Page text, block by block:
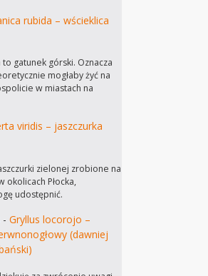
rubida – wścieklica
to gatunek górski. Oznacza
mogłaby żyć na
w miastach na
viridis – jaszczurka
zielonej zrobione na
okolicach Płocka,
udostępnić.
- Gryllus locorojo –
(dawniej